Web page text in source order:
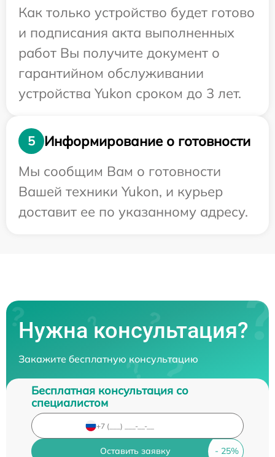
Как только устройство будет готово
и подписания акта выполненных
работ Вы получите документ о
гарантийном обслуживании
устройства Yukon сроком до 3 лет.
5
Информирование о готовности
Мы сообщим Вам о готовности
Вашей техники Yukon, и курьер
доставит ее по указанному адресу.
Нужна консультация?
Закажите бесплатную консультацию
Бесплатная консультация со
специалистом
Оставить заявку